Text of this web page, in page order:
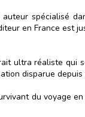
spécialisé
en France est
ultra réaliste qui
disparue depuis
du voyage